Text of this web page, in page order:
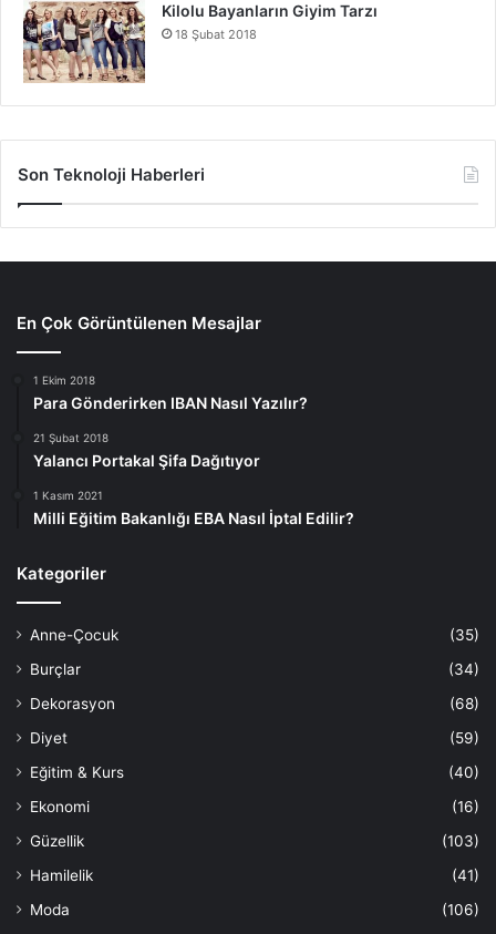
Kilolu Bayanların Giyim Tarzı
18 Şubat 2018
Son Teknoloji Haberleri
En Çok Görüntülenen Mesajlar
1 Ekim 2018
Para Gönderirken IBAN Nasıl Yazılır?
21 Şubat 2018
Yalancı Portakal Şifa Dağıtıyor
1 Kasım 2021
Milli Eğitim Bakanlığı EBA Nasıl İptal Edilir?
Kategoriler
Anne-Çocuk
(35)
Burçlar
(34)
Dekorasyon
(68)
Diyet
(59)
Eğitim & Kurs
(40)
Ekonomi
(16)
Güzellik
(103)
Hamilelik
(41)
Moda
(106)